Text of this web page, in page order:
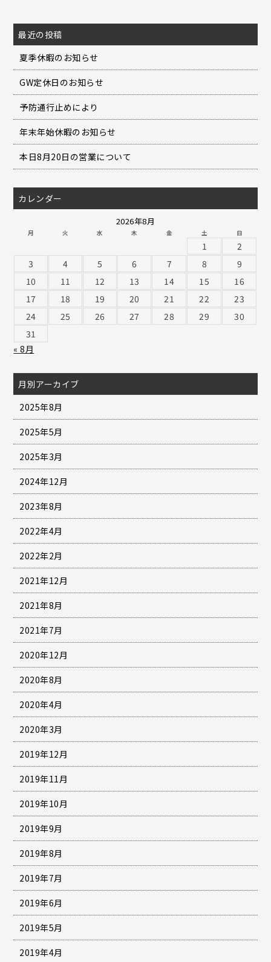
最近の投稿
夏季休暇のお知らせ
GW定休日のお知らせ
予防通行止めにより
年末年始休暇のお知らせ
本日8月20日の営業について
カレンダー
2026年8月
月 火 水 木 金 土 日
1
2
3
4 5 6 7 8
9
10
11 12 13 14 15
16
17
18 19 20 21 22
23
24
25 26 27 28 29
30
31
« 8月
月別アーカイブ
2025年8月
2025年5月
2025年3月
2024年12月
2023年8月
2022年4月
2022年2月
2021年12月
2021年8月
2021年7月
2020年12月
2020年8月
2020年4月
2020年3月
2019年12月
2019年11月
2019年10月
2019年9月
2019年8月
2019年7月
2019年6月
2019年5月
2019年4月